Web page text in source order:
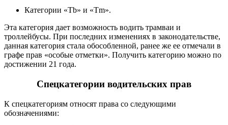
Категории «Tb» и «Tm».
Эта категория дает возможность водить трамваи и
троллейбусы. При последних изменениях в законодательстве,
данная категория стала обособленной, ранее же ее отмечали в
графе прав «особые отметки». Получить категорию можно по
достижении 21 года.
Спецкатегории водительских прав
К спецкатегориям относят права со следующими
обозначениями: